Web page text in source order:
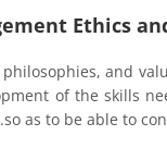
Ethics
and
of the skills
so as to be able to